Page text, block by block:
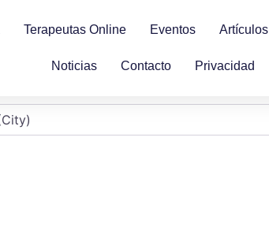
Terapeutas Online Eventos Artículos
Noticias Contacto Privacidad